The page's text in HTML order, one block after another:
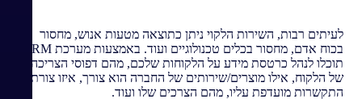
לעיתים רבות, השירות הלקוי ניתן כתוצאה מטעות אנוש, מחסור
בכוח אדם, מחסור בכלים טכנולוגיים ועוד. באמצעות מערכת CRM
תוכלו לנהל כרטסת מידע על הלקוחות שלכם, מהם דפוסי הצריכה
של הלקוח, אילו מוצרים/שירותים של החברה הוא צורך, איזו צורת
התקשרות מועדפת עליו, מהם הצרכים שלו ועוד.